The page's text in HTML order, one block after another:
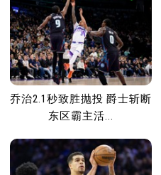
乔治2.1秒致胜抛投 爵士斩断
东区霸主活...